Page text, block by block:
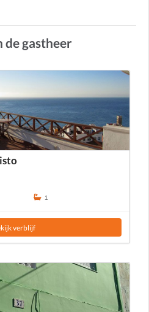
gastheer
1
verblijf